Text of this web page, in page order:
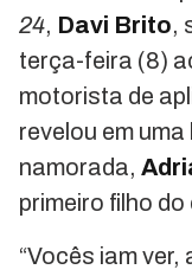
24, Davi Brito,
terça-feira (8)
motorista de
revelou em
namorada,
primeiro filho do
“Vocês iam